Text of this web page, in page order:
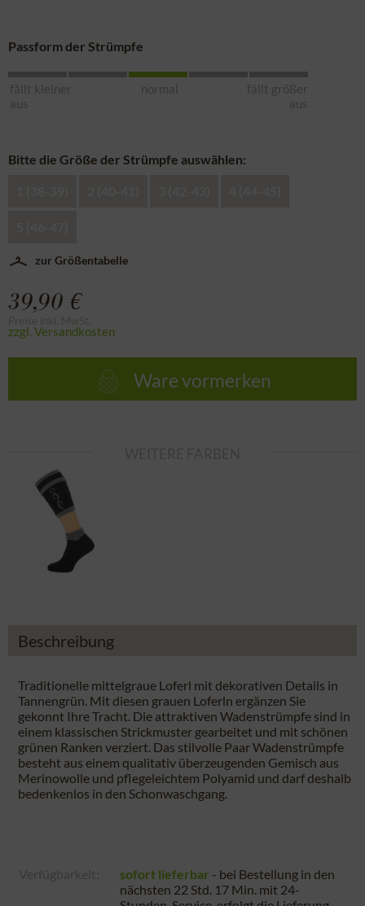
Passform der Strümpfe
fällt kleiner
aus
normal
fällt größer
aus
Bitte die Größe der Strümpfe auswählen:
zur Größentabelle
39,90 €
zzgl. Versandkosten
Ware vormerken
Beschreibung
Traditionelle mittelgraue Loferl mit dekorativen Details in
Tannengrün. Mit diesen grauen Loferln ergänzen Sie
gekonnt Ihre Tracht. Die attraktiven Wadenstrümpfe sind in
einem klassischen Strickmuster gearbeitet und mit schönen
grünen Ranken verziert. Das stilvolle Paar Wadenstrümpfe
besteht aus einem qualitativ überzeugenden Gemisch aus
Merinowolle und pflegeleichtem Polyamid und darf deshalb
bedenkenlos in den Schonwaschgang.
sofort lieferbar - bei Bestellung in den
nächsten 22 Std. 17 Min. mit 24-